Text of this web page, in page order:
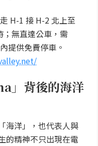
H-1 接 H-2 北上至
；無直達公車，需
提供免費停車。
」背後的海洋
海洋」，也代表人與
的精神不只出現在電